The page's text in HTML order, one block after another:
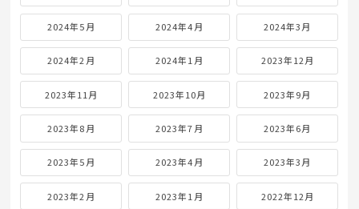
2024年5月 2024年4月 2024年3月
2024年2月 2024年1月 2023年12月
2023年11月 2023年10月 2023年9月
2023年8月 2023年7月 2023年6月
2023年5月 2023年4月 2023年3月
2023年2月 2023年1月 2022年12月